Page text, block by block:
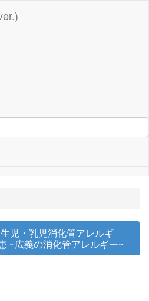
児・乳児消化管アレルギ
~広義の消化管アレルギー~